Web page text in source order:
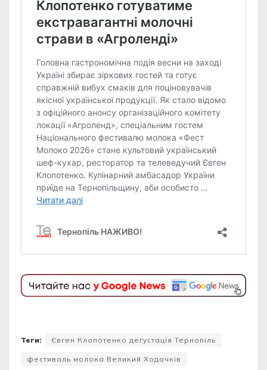
Теги: Євген Клопотенко дегустація Тернопіль
фестиваль молока Великий Ходачків